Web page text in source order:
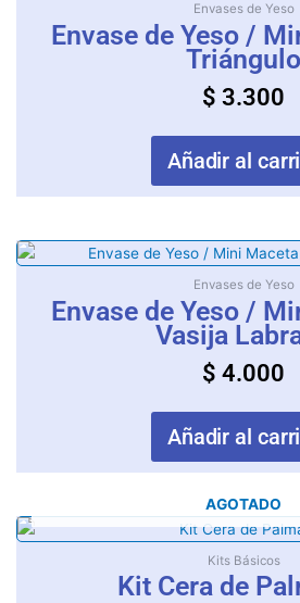
Envases de Yeso
Envase de Yeso /
Triángulo
$ 3.300
Añadir al
Envases de Yeso
Envase de Yeso /
Vasija
$ 4.000
Añadir al
AGOTADO
Kits Básicos
Kit Cera de